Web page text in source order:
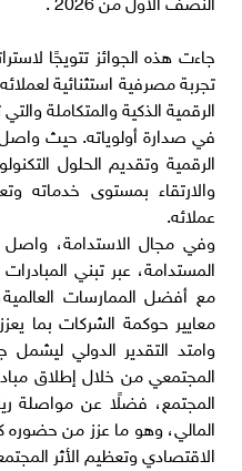
جاءت هذه الجوائز تتويجًا
تجربة مصرفية استثنائية
الرقمية الذكية والمتكاملة
في صدارة أولوياته. حيث واصل
الرقمية وتقديم الحلول
والارتقاء بمستوى خدماته
عملائه.
وفي مجال الاستدامة، واصل
المستدامة، عبر تبني
مع أفضل الممارسات
معايير حوكمة الشركات بما
وامتد التقدير الدولي ليشمل
المجتمعي من خلال إطلاق
المجتمع، فضلًا عن مواصلة
المالي، وهو ما عزز من
الاقتصادي وتعظيم الأثر